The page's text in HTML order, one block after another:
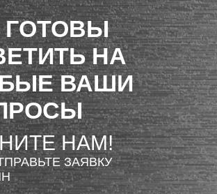
НА
ВАШИ
НАМ!
ЗАЯВКУ